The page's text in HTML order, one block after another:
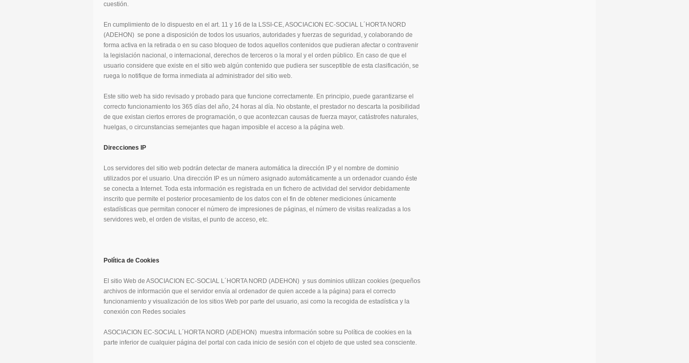
cuestión.
En cumplimiento de lo dispuesto en el art. 11 y 16 de la LSSI-CE, ASOCIACION EC-SOCIAL L´HORTA NORD
(ADEHON) se pone a disposición de todos los usuarios, autoridades y fuerzas de seguridad, y colaborando de
forma activa en la retirada o en su caso bloqueo de todos aquellos contenidos que pudieran afectar o contravenir
la legislación nacional, o internacional, derechos de terceros o la moral y el orden público. En caso de que el
usuario considere que existe en el sitio web algún contenido que pudiera ser susceptible de esta clasificación, se
ruega lo notifique de forma inmediata al administrador del sitio web.
Este sitio web ha sido revisado y probado para que funcione correctamente. En principio, puede garantizarse el
correcto funcionamiento los 365 días del año, 24 horas al día. No obstante, el prestador no descarta la posibilidad
de que existan ciertos errores de programación, o que acontezcan causas de fuerza mayor, catástrofes naturales,
huelgas, o circunstancias semejantes que hagan imposible el acceso a la página web.
Direcciones IP
Los servidores del sitio web podrán detectar de manera automática la dirección IP y el nombre de dominio
utilizados por el usuario. Una dirección IP es un número asignado automáticamente a un ordenador cuando éste
se conecta a Internet. Toda esta información es registrada en un fichero de actividad del servidor debidamente
inscrito que permite el posterior procesamiento de los datos con el fin de obtener mediciones únicamente
estadísticas que permitan conocer el número de impresiones de páginas, el número de visitas realizadas a los
servidores web, el orden de visitas, el punto de acceso, etc.
Política de Cookies
El sitio Web de ASOCIACION EC-SOCIAL L´HORTA NORD (ADEHON) y sus dominios utilizan cookies (pequeños
archivos de información que el servidor envía al ordenador de quien accede a la página) para el correcto
funcionamiento y visualización de los sitios Web por parte del usuario, asi como la recogida de estadística y la
conexión con Redes sociales
ASOCIACION EC-SOCIAL L´HORTA NORD (ADEHON) muestra información sobre su Política de cookies en la
parte inferior de cualquier página del portal con cada inicio de sesión con el objeto de que usted sea consciente.